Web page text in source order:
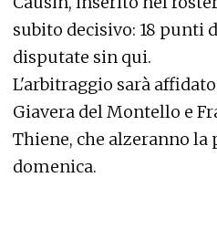
subito decisivo: 18 punti
disputate sin qui.
L'arbitraggio sarà
Giavera del Montello e
Thiene, che alzeranno la
domenica.